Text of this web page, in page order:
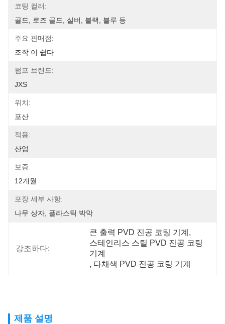
코팅 컬러:
골드, 로즈 골드, 실버, 블랙, 블루 등
주요 판매점:
조작 이 쉽다
펌프 브랜드:
JXS
위치:
포산
적용:
산업
보증:
12개월
포장 세부 사항:
나무 상자, 플라스틱 박막
강조하다:
큰 출력 PVD 진공 코팅 기계 ,
스테인리스 스틸 PVD 진공 코팅
기계
, 다채색 PVD 진공 코팅 기계
제품 설명